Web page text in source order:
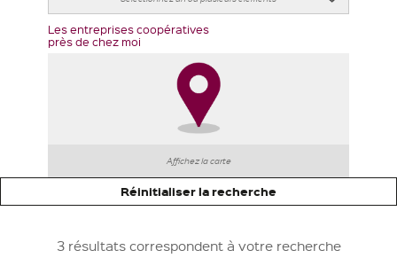
Les entreprises coopératives
près de chez moi
Affichez la carte
Réinitialiser la recherche
3 résultats correspondent à votre recherche